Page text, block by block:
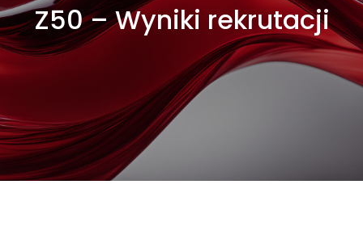
Z50 – Wyniki rekrutacji